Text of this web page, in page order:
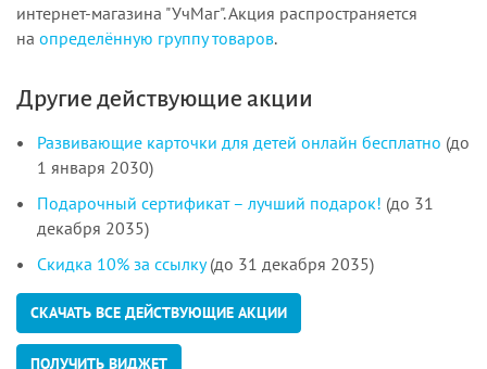
интернет-магазина "УчМаг". Акция распространяется
на определённую группу товаров.
Другие действующие акции
Развивающие карточки для детей онлайн бесплатно (до
1 января 2030)
Подарочный сертификат – лучший подарок! (до 31
декабря 2035)
Скидка 10% за ссылку (до 31 декабря 2035)
СКАЧАТЬ ВСЕ ДЕЙСТВУЮЩИЕ АКЦИИ
ПОЛУЧИТЬ ВИДЖЕТ